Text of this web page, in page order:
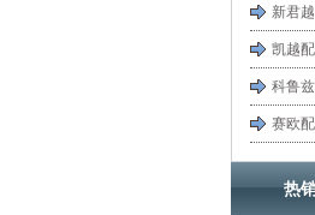
新君
凯越
科鲁
赛欧
热